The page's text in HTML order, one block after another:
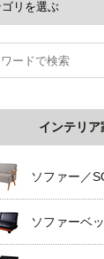
インテリ
ソファー／
ソファーベ